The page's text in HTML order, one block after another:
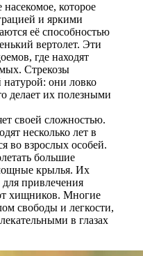
которое
и яркими
её способностью
вертолет. Эти
где находят
Стрекозы
они ловко
делает их полезными
своей сложностью.
несколько лет в
во взрослых особей.
большие
крылья. Их
для привлечения
хищников. Многие
свободы и легкости,
в глазах